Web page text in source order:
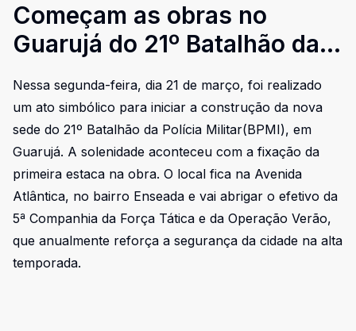
Começam as obras no
Guarujá do 21º Batalhão da
capacidade para 700
agentes
Nessa segunda-feira, dia 21 de março, foi realizado
um ato simbólico para iniciar a construção da nova
sede do 21º Batalhão da Polícia Militar(BPMI), em
Guarujá. A solenidade aconteceu com a fixação da
primeira estaca na obra. O local fica na Avenida
Atlântica, no bairro Enseada e vai abrigar o efetivo da
5ª Companhia da Força Tática e da Operação Verão,
que anualmente reforça a segurança da cidade na alta
temporada.